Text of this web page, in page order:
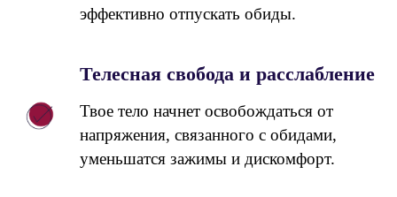
эффективно отпускать обиды.
Телесная свобода и расслабление
Твое тело начнет освобождаться от
напряжения, связанного с обидами,
уменьшатся зажимы и дискомфорт.